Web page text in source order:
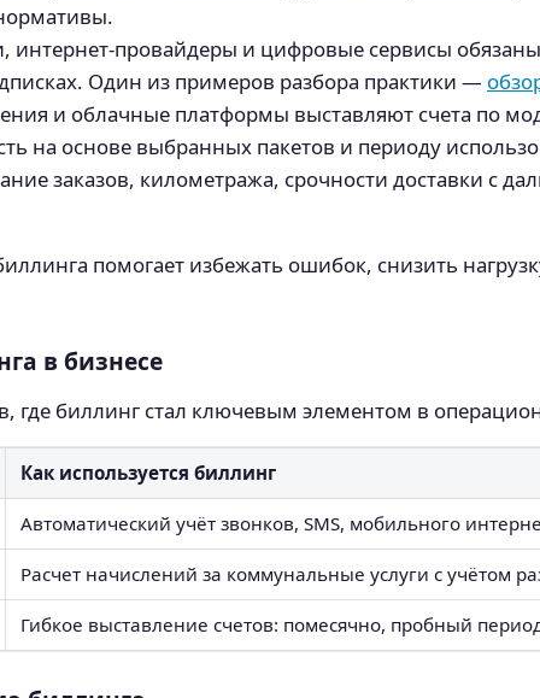
интернет-провайдеры и цифровые сервисы обязаны
Один из примеров разбора практики —
и облачные платформы выставляют счета по
на основе выбранных пакетов и периоду
заказов, километража, срочности доставки с
помогает избежать ошибок, снизить
в бизнесе
где биллинг стал ключевым элементом в
Как используется биллинг
Автоматический учёт звонков, SMS, мобильного
Расчет начислений за коммунальные услуги с учётом
Гибкое выставление счетов: помесячно, пробный